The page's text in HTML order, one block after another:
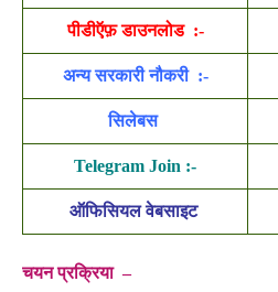
पीडीऍफ़ डाउनलोड :-
अन्य सरकारी नौकरी :-
सिलेबस
Telegram Join :-
ऑफिसियल वेबसाइट
चयन प्रक्रिया –